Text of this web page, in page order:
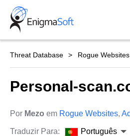
Skip
content
Threat Database Rogue Websites
Personal-
Por Mezo em Rogue Websites,
Traduzir Para: Português